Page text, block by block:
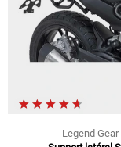
Legend Gear